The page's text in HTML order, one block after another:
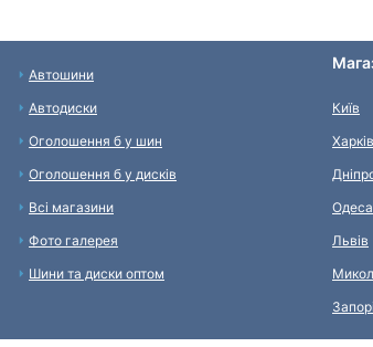
Автошини
Автодиски
Оголошення б у шин
Оголошення б у дисків
Всі магазини
Фото галерея
Шини та диски оптом
Київ
Харків
Одеса
Львів